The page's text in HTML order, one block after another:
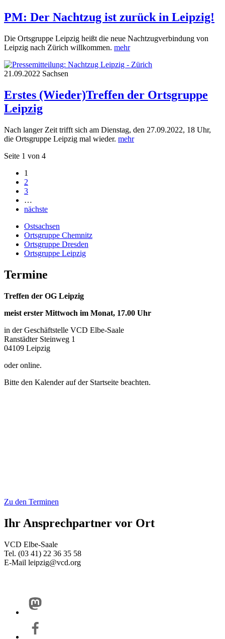
PM: Der Nachtzug ist zurück in Leipzig!
Die Ortsgruppe Leipzig heißt die neue Nachtzugverbindung von
Leipzig nach Zürich willkommen. mehr
21.09.2022 Sachsen
Erstes (Wieder)Treffen der Ortsgruppe
Leipzig
Nach langer Zeit trifft sich am Dienstag, den 27.09.2022, 18 Uhr,
die Ortsgruppe Leipzig mal wieder. mehr
Seite 1 von 4
1
2
3
…
nächste
Ostsachsen
Ortsgruppe Chemnitz
Ortsgruppe Dresden
Ortsgruppe Leipzig
Termine
Treffen der OG Leipzig
meist erster Mittwoch im Monat, 17.00 Uhr
in der Geschäftstelle VCD Elbe-Saale
Ranstädter Steinweg 1
04109 Leipzig
oder online.
Bitte den Kalender auf der Startseite beachten.
Zu den Terminen
Ihr Ansprechpartner vor Ort
VCD Elbe-Saale
Tel. (03 41) 22 36 35 58
E-Mail leipzig@vcd.org